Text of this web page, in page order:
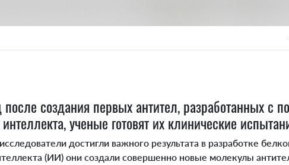
после создания первых антител, разработанных с
интеллекта, ученые готовят их клинические
достигли важного результата в разработке
(ИИ) они создали совершенно новые молекулы